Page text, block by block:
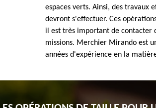
espaces verts. Ainsi, des travaux
devront s'effectuer. Ces
il est très important de contacter
missions. Merchier Mirando est
années d'expérience en la